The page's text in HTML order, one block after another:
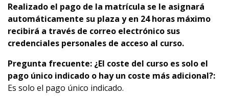
Realizado el pago de la matrícula se le asignará
automáticamente su plaza y en 24 horas máximo
recibirá a través de correo electrónico sus
credenciales personales de acceso al curso.
Pregunta frecuente: ¿El coste del curso es solo el
pago único indicado o hay un coste más adicional?:
Es solo el pago único indicado.